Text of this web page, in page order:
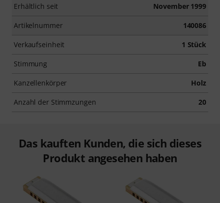
Erhältlich seit November 1999
Artikelnummer 140086
Verkaufseinheit 1 Stück
Stimmung Eb
Kanzellenkörper Holz
Anzahl der Stimmzungen 20
Das kauften Kunden, die sich dieses
Produkt angesehen haben